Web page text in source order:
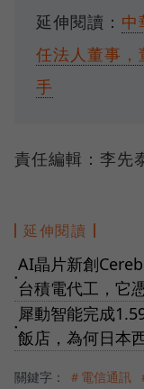
延伸閱讀： 中
任法人董事
手
責任編輯：李先
延伸閱讀
●
AI晶片新創
台積電代工，它
●
犀動智能完成
飯店，為何日本
關鍵字： ＃電信通訊